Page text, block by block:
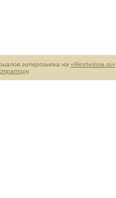
гиперссылка на «Reshetoria.ru»
.